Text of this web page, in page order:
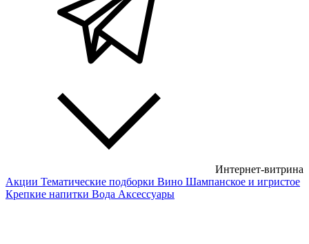
Интернет-витрина
Акции Тематические подборки Вино Шампанское и игристое
Крепкие напитки Вода Аксессуары